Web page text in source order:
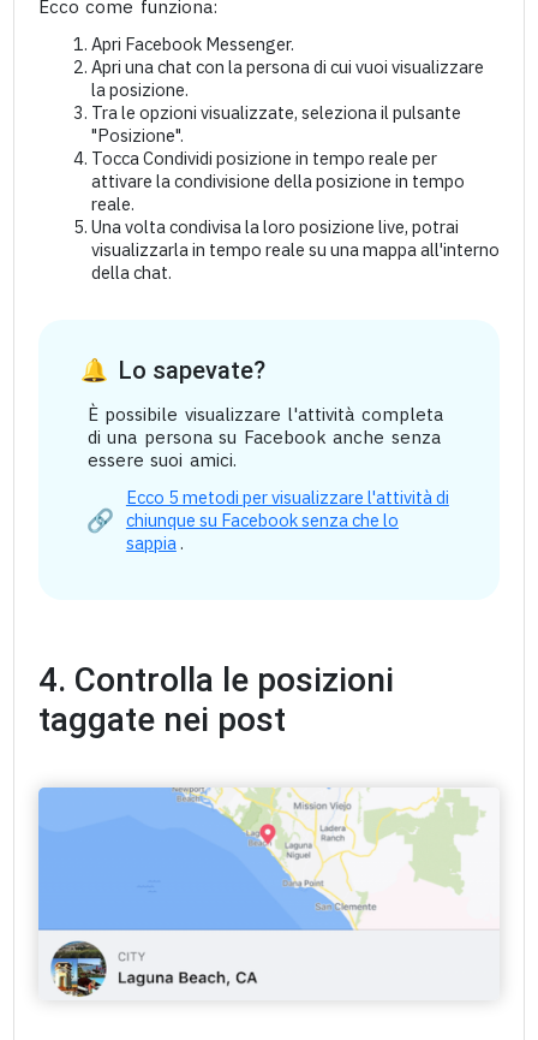
Ecco come funziona:
Apri Facebook Messenger.
Apri una chat con la persona di cui vuoi visualizzare
la posizione.
Tra le opzioni visualizzate, seleziona il pulsante
"Posizione".
Tocca Condividi posizione in tempo reale per
attivare la condivisione della posizione in tempo
reale.
Una volta condivisa la loro posizione live, potrai
visualizzarla in tempo reale su una mappa all'interno
della chat.
Lo sapevate?
È possibile visualizzare l'attività completa
di una persona su Facebook anche senza
essere suoi amici.
Ecco 5 metodi per visualizzare l'attività di
chiunque su Facebook senza che lo
sappia.
4. Controlla le posizioni
taggate nei post